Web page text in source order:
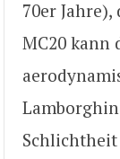
70er
MC20 kann
Schlichtheit